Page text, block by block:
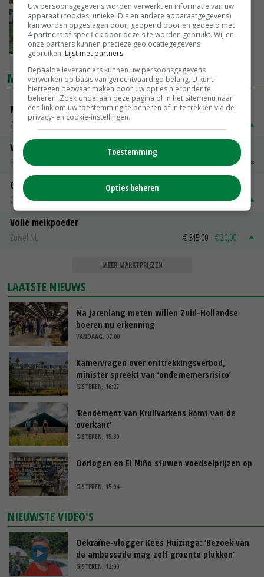
Pilot kruidenrijk grasland in Oude
IJsselstreek
10-08-2017
MARKTPRIJZEN
Magere melkpoeder
Zuivel NL
Vleeskuikens 2001-2600 gr
Barneveld
€ 1,09~ € 1,11
Gerst
Groningen
€ 197,00 € 2,00
Volle melkpoeder
Zuivel NL
€ 345,00 € 20,00
MEER MARKTPRIJZEN
LAATSTE NIEUWS
Na jarenlang meten willen Zuid-Hollandse
boeren nu erkenning
VANDAAG, 07:00
Kamervragen over onttrekkingsverbod,
minister spreekt van ‘ondernemersrisico’
GISTEREN, 16:27
‘Rendement van Krullvarkens komt van de
overkant’
GISTEREN, 15:30
Oorlogen en El Niño stuwen voedselprijzen op
GISTEREN, 15:04
NIEUWSTE VIDEO'S
Oekraïne-vlogger Kees Huizinga: ‘Bezoek van
de ambassade mag zelf groente plukken’
GISTEREN, 12:00
Uw persoonsgegevens worden verwerkt en informatie van uw
apparaat (cookies, unieke ID's en andere apparaatgegevens)
kan worden opgeslagen door, geopend door en gedeeld met
4 partners of specifiek door deze site worden gebruikt. Wij en
onze partners kunnen precieze geolocatiegegevens
gebruiken. Lijst met partners.
Bepaalde leveranciers kunnen uw persoonsgegevens
verwerken op basis van gerechtvaardigd belang. U kunt
hiertegen bezwaar maken door uw opties hieronder te
beheren. Zoek onderaan deze pagina of in het sitemenu naar
een link om uw toestemming te beheren of in te trekken via de
privacy- en cookie-instellingen.
Toestemming
Opties beheren